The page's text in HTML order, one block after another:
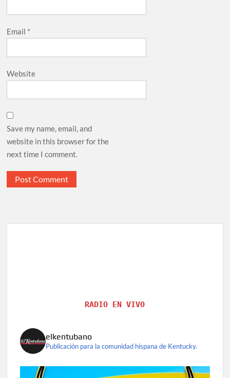
Email *
Website
Save my name, email, and
website in this browser for the
next time I comment.
RADIO EN VIVO
elkentubano
Publicación para la comunidad hispana de Kentucky.